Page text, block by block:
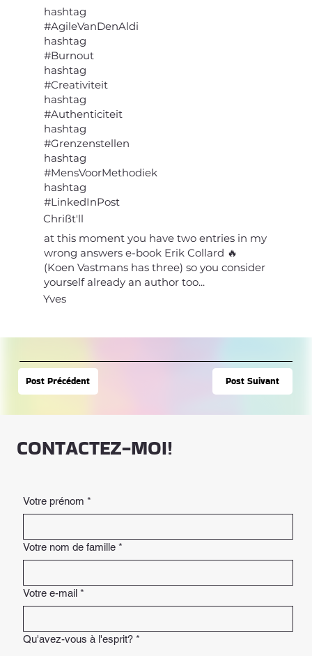
Post Précédent Post Suivant
hashtag
#AgileVanDenAldi
hashtag
#Burnout
hashtag
#Creativiteit
hashtag
#Authenticiteit
hashtag
#Grenzenstellen
hashtag
#MensVoorMethodiek
hashtag
#LinkedInPost
Chrißt'll
at this moment you have two entries in my
wrong answers e-book Erik Collard 🔥
(Koen Vastmans has three) so you consider
yourself already an author too...
Yves
CONTACTEZ-MOI!
Votre prénom *
Votre nom de famille *
Votre e-mail *
Qu'avez-vous à l'esprit? *